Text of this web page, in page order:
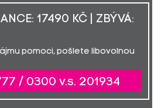
17490 KČ | ZBÝVÁ:
pomoci, pošlete libovolnou
/ 0300 v.s. 201934